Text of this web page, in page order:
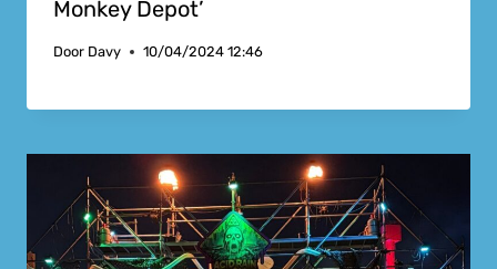
Monkey Depot’
Door Davy 10/04/2024 12:46